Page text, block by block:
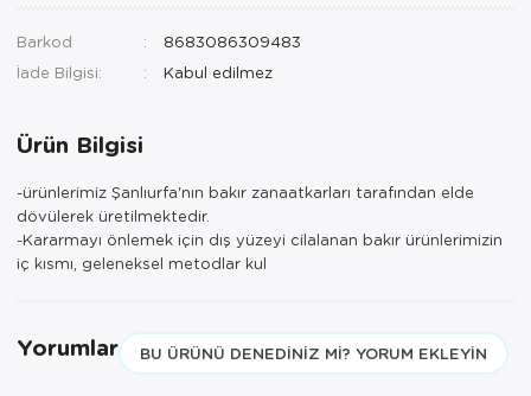
Barkod
8683086309483
İade Bilgisi:
Ürün Bilgisi
-ürünlerimiz Şanlıurfa'nın bakır zanaatkarları tarafından elde
dövülerek üretilmektedir.
-Kararmayı önlemek için dış yüzeyi cilalanan bakır ürünlerimizin
iç kısmı, geleneksel metodlar kul
Yorumlar BU ÜRÜNÜ DENEDINIZ MI? YORUM EKLEYIN